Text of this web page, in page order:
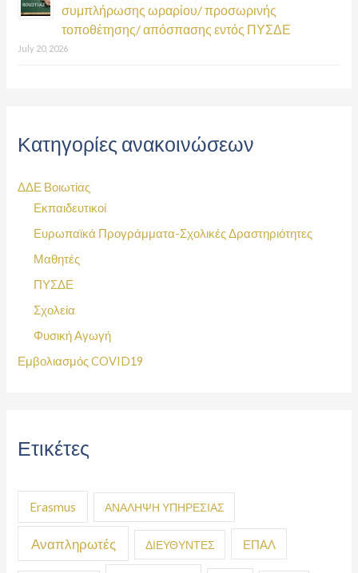
συμπλήρωσης ωραρίου/ προσωρινής
τοποθέτησης/ απόσπασης εντός ΠΥΣΔΕ
July 20, 2026
Κατηγορίες ανακοινώσεων
ΔΔΕ Βοιωτίας
Εκπαιδευτικοί
Ευρωπαϊκά Προγράμματα-Σχολικές Δραστηριότητες
Μαθητές
ΠΥΣΔΕ
Σχολεία
Φυσική Αγωγή
Εμβολιασμός COVID19
Ετικέτες
Erasmus ΑΝΑΛΗΨΗ ΥΠΗΡΕΣΙΑΣ
Αναπληρωτές ΔΙΕΥΘΥΝΤΕΣ ΕΠΑΛ